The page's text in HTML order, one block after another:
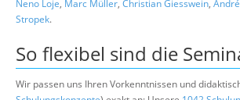
Neno Loje, Marc Müller, Christian Giesswein,
Stropek.
So flexibel sind die
Wir passen uns Ihren Vorkenntnissen und